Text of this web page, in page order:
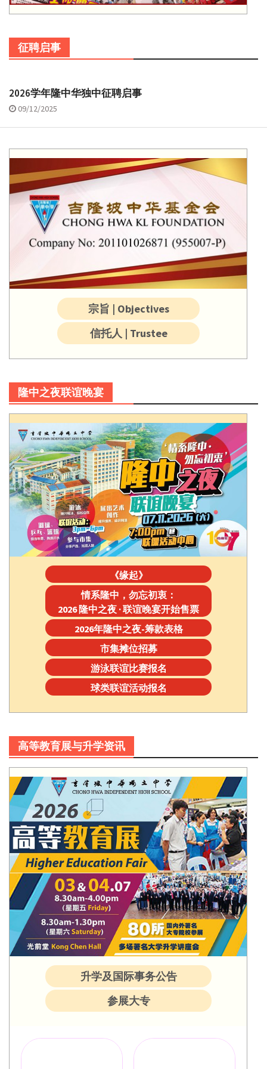
征聘启事
2026学年隆中华独中征聘启事
09/12/2025
宗旨 | Objectives
信托人 | Trustee
隆中之夜联谊晚宴
《缘起》
情系隆中，勿忘初衷：
2026 隆中之夜 · 联谊晚宴开始售票
2026年隆中之夜-筹款表格
市集摊位招募
游泳联谊比赛报名
球类联谊活动报名
高等教育展与升学资讯
升学及国际事务公告
参展大专